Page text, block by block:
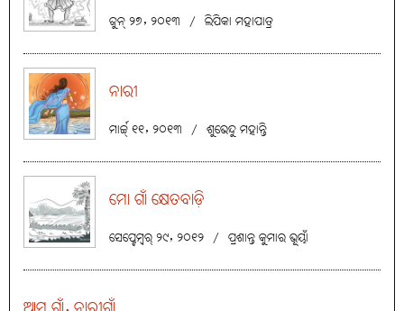
ଜୁନ୍ ୨୭, ୨୦୧୩ / ଲିପିକା ମହାପାତ୍ର
ନାରୀ
ମାର୍ଚ୍ଚ୍ ୧୧, ୨୦୧୩ / ଶୁଭେନ୍ଦୁ ମହାନ୍ତି
ମୋ ଗାଁ କ୍ଷେତବାଡ଼ି
ସେପ୍ଟେମ୍ବର୍ ୨୯, ୨୦୧୨ / ପ୍ରଶାନ୍ତ କୁମାର ଭୂୟାଁ